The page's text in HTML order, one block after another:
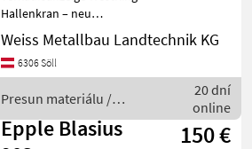
Hallenkran – neu
restauriert – Top Zustand
Zum Verkauf steht ein neu
restaurierter Hallenkran
technischen u
Weiss Metallbau Landtechnik KG
6306 Söll
Presun materiálu /
Sonstige
20 dní
online
Epple Blasius
150 €